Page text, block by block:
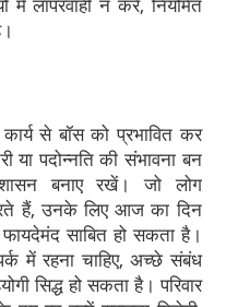
से बॉस को प्रभावित कर
पदोन्नति की संभावना बन
बनाए रखें। जो लोग
हैं, उनके लिए आज का दिन
साबित हो सकता है।
में रहना चाहिए, अच्छे संबंध
सिद्ध हो सकता है। परिवार